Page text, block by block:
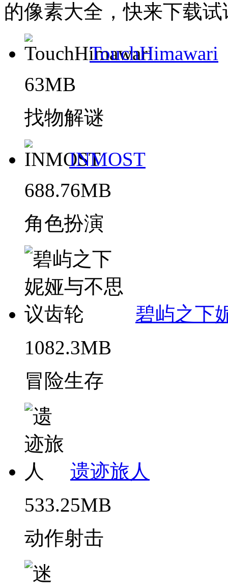
的像素大全，快来下载试
TouchHimawari
63MB
找物解谜
INMOST
688.76MB
角色扮演
碧屿之下
1082.3MB
冒险生存
遗迹旅人
533.25MB
动作射击